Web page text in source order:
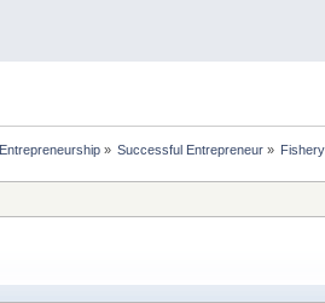
Entrepreneurship» Successful Entrepreneur » Fishery